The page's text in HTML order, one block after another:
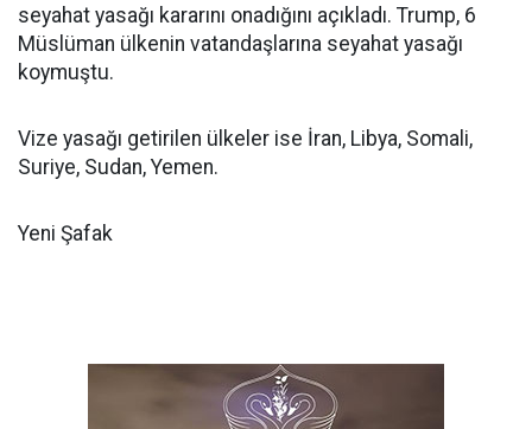
seyahat yasağı kararını onadığını açıkladı. Trump, 6
Müslüman ülkenin vatandaşlarına seyahat yasağı
koymuştu.
Vize yasağı getirilen ülkeler ise İran, Libya, Somali,
Suriye, Sudan, Yemen.
Yeni Şafak